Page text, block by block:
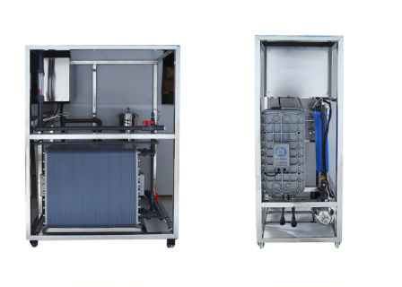
MK-TC100 EDI超纯水
处理设备
MK-TC500 EDI模块